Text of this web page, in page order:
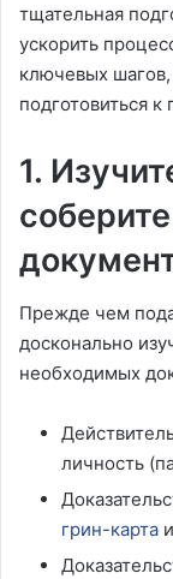
тщательная
ускорить
ключевых
подготовиться к
1.
Прежде чем
досконально
необходимых
личность
грин-карта